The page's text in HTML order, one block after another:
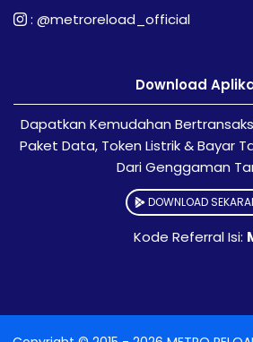
: @metroreload_official
Download
Dapatkan Kemudahan
Paket Data, Token Listrik & Bayar
Dari Genggaman
DOWNLOAD
Kode Referral Isi: